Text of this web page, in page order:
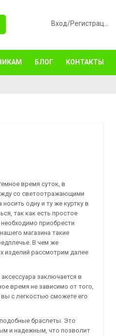
БЛОГ КОНТАКТЫ
время суток, в
со светоотражающими
одну и ту же куртку в
так как есть простое
приобрести
магазина такие
В чем же
изделий рассмотрим далее
заключается в
время не зависимо от того,
с легкостью сможете его
браслеты. Это
и надежным, что позволит